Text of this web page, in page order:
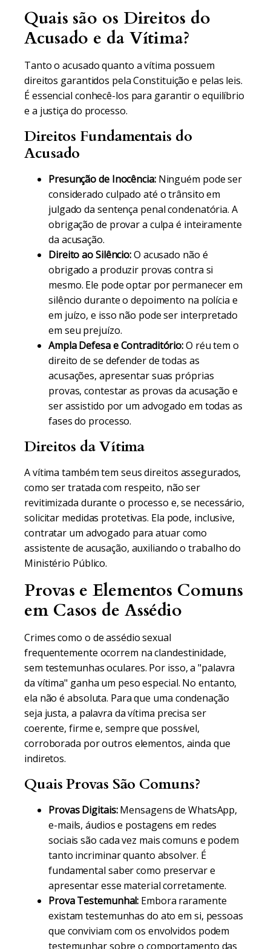
Quais são os Direitos do
Acusado e da Vítima?
Tanto o acusado quanto a vítima possuem
direitos garantidos pela Constituição e pelas leis.
É essencial conhecê-los para garantir o equilíbrio
e a justiça do processo.
Direitos Fundamentais do
Acusado
Presunção de Inocência:Ninguém pode ser
considerado culpado até o trânsito em
julgado da sentença penal condenatória. A
obrigação de provar a culpa é inteiramente
da acusação.
Direito ao Silêncio:O acusado não é
obrigado a produzir provas contra si
mesmo. Ele pode optar por permanecer em
silêncio durante o depoimento na polícia e
em juízo, e isso não pode ser interpretado
em seu prejuízo.
Ampla Defesa e Contraditório:O réu tem o
direito de se defender de todas as
acusações, apresentar suas próprias
provas, contestar as provas da acusação e
ser assistido por um advogado em todas as
fases do processo.
Direitos da Vítima
A vítima também tem seus direitos assegurados,
como ser tratada com respeito, não ser
revitimizada durante o processo e, se necessário,
solicitar medidas protetivas. Ela pode, inclusive,
contratar um advogado para atuar como
assistente de acusação, auxiliando o trabalho do
Ministério Público.
Provas e Elementos Comuns
em Casos de Assédio
Crimes como o de assédio sexual
frequentemente ocorrem na clandestinidade,
sem testemunhas oculares. Por isso, a "palavra
da vítima" ganha um peso especial. No entanto,
ela não é absoluta. Para que uma condenação
seja justa, a palavra da vítima precisa ser
coerente, firme e, sempre que possível,
corroborada por outros elementos, ainda que
indiretos.
Quais Provas São Comuns?
Provas Digitais:Mensagens de WhatsApp,
e-mails, áudios e postagens em redes
sociais são cada vez mais comuns e podem
tanto incriminar quanto absolver. É
fundamental saber como preservar e
apresentar esse material corretamente.
Prova Testemunhal: Embora raramente
existam testemunhas do ato em si, pessoas
que conviviam com os envolvidos podem
testemunhar sobre o comportamento das